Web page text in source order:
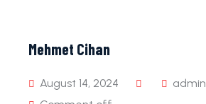
Mehmet Cihan
August 14, 2024
admin